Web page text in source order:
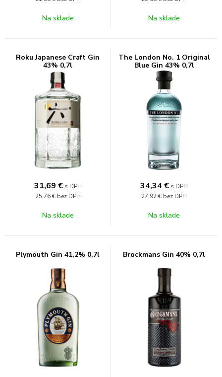
Na sklade Na sklade
Roku Japanese Craft Gin
43% 0,7l
31,69 € s DPH
25,76 € bez DPH
Na sklade
The London No. 1 Original
Blue Gin 43% 0,7l
34,34€ s DPH
27,92 € bez DPH
Na sklade
Plymouth Gin 41,2% 0,7l Brockmans Gin 40% 0,7l